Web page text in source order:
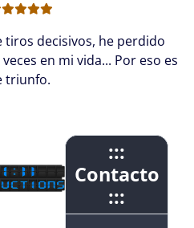
tiros decisivos, he perdido
en mi vida... Por eso es
triunfo.
:::
Contacto
:::